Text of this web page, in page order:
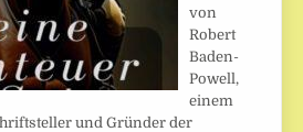
von
Robert
Baden-
Powell,
einem
und Gründer der